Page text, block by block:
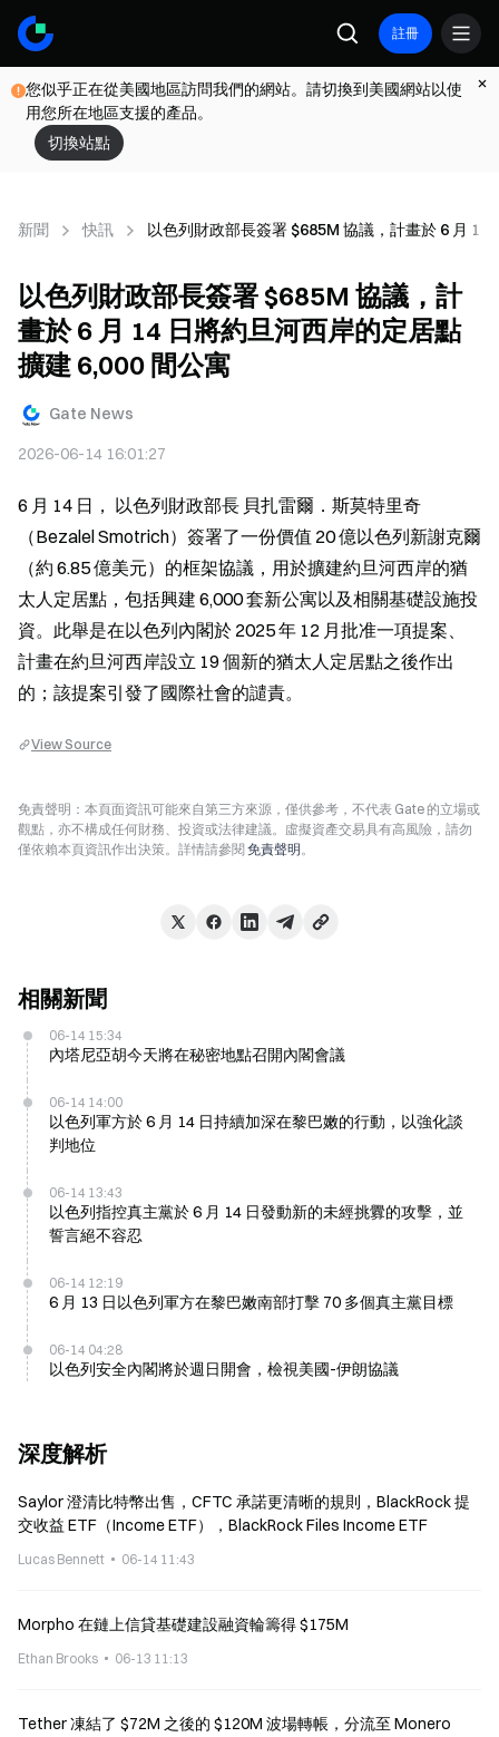
註冊
您似乎正在從美國地區訪問我們的網站。請切換到美國網站以使
用您所在地區支援的產品。
切換站點
新聞 快訊 以色列財政部長簽署 $685M 協議，計畫於 6 月
以色列財政部長簽署 $685M 協議，計
畫於 6 月 14 日將約旦河西岸的定居點
擴建 6,000 間公寓
Gate News
2026-06-14 16:01:27
6 月 14 日， 以色列財政部長 貝扎雷爾．斯莫特里奇
（Bezalel Smotrich）簽署了一份價值 20 億以色列新謝克爾
（約 6.85 億美元）的框架協議，用於擴建約旦河西岸的猶
太人定居點，包括興建 6,000 套新公寓以及相關基礎設施投
資。此舉是在以色列內閣於 2025 年 12 月批准一項提案、
計畫在約旦河西岸設立 19 個新的猶太人定居點之後作出
的；該提案引發了國際社會的譴責。
View Source
免責聲明：本頁面資訊可能來自第三方來源，僅供參考，不代表 Gate 的立場或
觀點，亦不構成任何財務、投資或法律建議。虛擬資產交易具有高風險，請勿
僅依賴本頁資訊作出決策。詳情請參閱 免責聲明。
相關新聞
06-14 15:34
內塔尼亞胡今天將在秘密地點召開內閣會議
06-14 14:00
以色列軍方於 6 月 14 日持續加深在黎巴嫩的行動，以強化談
判地位
06-14 13:43
以色列指控真主黨於 6 月 14 日發動新的未經挑釁的攻擊，並
誓言絕不容忍
06-14 12:19
6 月 13 日以色列軍方在黎巴嫩南部打擊 70 多個真主黨目標
06-14 04:28
以色列安全內閣將於週日開會，檢視美國-伊朗協議
深度解析
Saylor 澄清比特幣出售，CFTC 承諾更清晰的規則，BlackRock 提
交收益 ETF（Income ETF），BlackRock Files Income ETF
Lucas Bennett 06-14 11:43
Morpho 在鏈上信貸基礎建設融資輪籌得 $175M
Ethan Brooks 06-13 11:13
Tether 凍結了 $72M 之後的 $120M 波場轉帳，分流至 Monero